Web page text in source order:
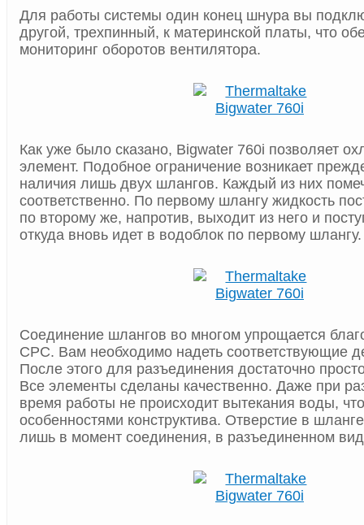
Для работы системы один конец шнура вы
другой, трехпинный, к материнской платы, что
мониторинг оборотов вентилятора.
Как уже было сказано, Bigwater 760i позволяет
элемент. Подобное ограничение возникает
наличия лишь двух шлангов. Каждый из них
соответственно. По первому шлангу жидкость
по второму же, напротив, выходит из него и
откуда вновь идет в водоблок по первому шлангу.
Соединение шлангов во многом упрощается
CPC. Вам необходимо надеть соответствующие
После этого для разъединения достаточно
Все элементы сделаны качественно. Даже при
время работы не происходит вытекания воды, что
особенностями конструктива. Отверстие в
лишь в момент соединения, в разъединенном